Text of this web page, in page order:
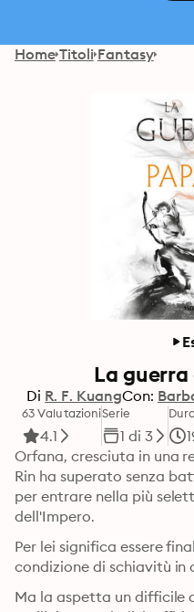
Home Titoli Fantasy
La
Di R. F. KuangCon:
63 Valutazioni
4.1
Serie
1 di 3
Orfana, cresciuta in una
Rin ha superato senza
per entrare nella più
dell'Impero.
Per lei significa essere
condizione di schiavitù in
Ma la aspetta un difficile